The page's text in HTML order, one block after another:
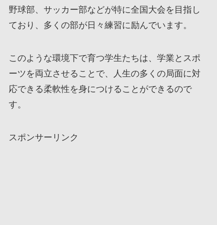
野球部、サッカー部などが特に全国大会を目指し
ており、多くの部が日々練習に励んでいます。
このような環境下で育つ学生たちは、学業とスポ
ーツを両立させることで、人生の多くの局面に対
応できる柔軟性を身につけることができるので
す。
スポンサーリンク